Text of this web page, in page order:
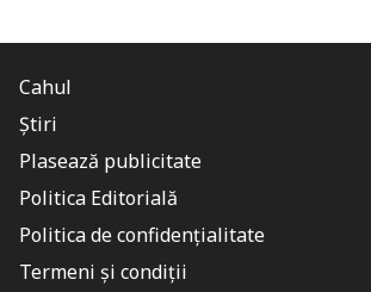
Cahul
Știri
Plasează publicitate
Politica Editorială
Politica de confidențialitate
Termeni și condiții